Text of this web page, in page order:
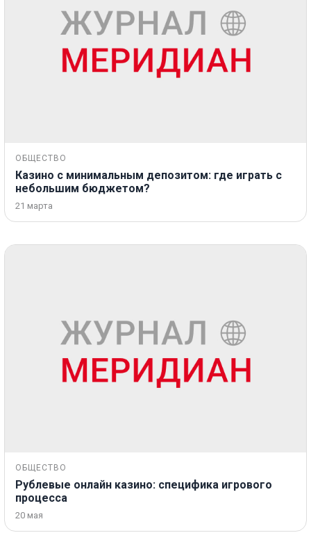
ОБЩЕСТВО
Казино с минимальным депозитом: где играть с
небольшим бюджетом?
21 марта
ОБЩЕСТВО
Рублевые онлайн казино: специфика игрового
процесса
20 мая